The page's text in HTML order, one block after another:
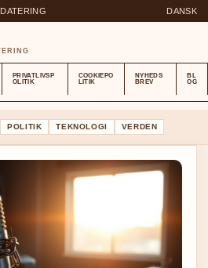
DANSK
PRIVATLIVSP
OLITIK
COOKIEPO
LITIK
NYHEDS
BREV
BL
OG
POLITIK TEKNOLOGI VERDEN